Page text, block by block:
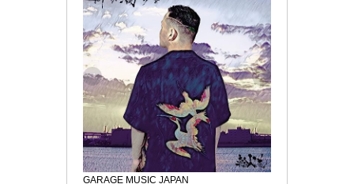
GARAGE MUSIC JAPAN